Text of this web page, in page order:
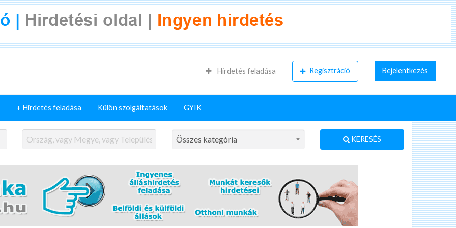
Hirdetés feladása Regisztráció Bejelentkezés
+ Hirdetés feladása Külön szolgáltatások GYIK
KERESÉS